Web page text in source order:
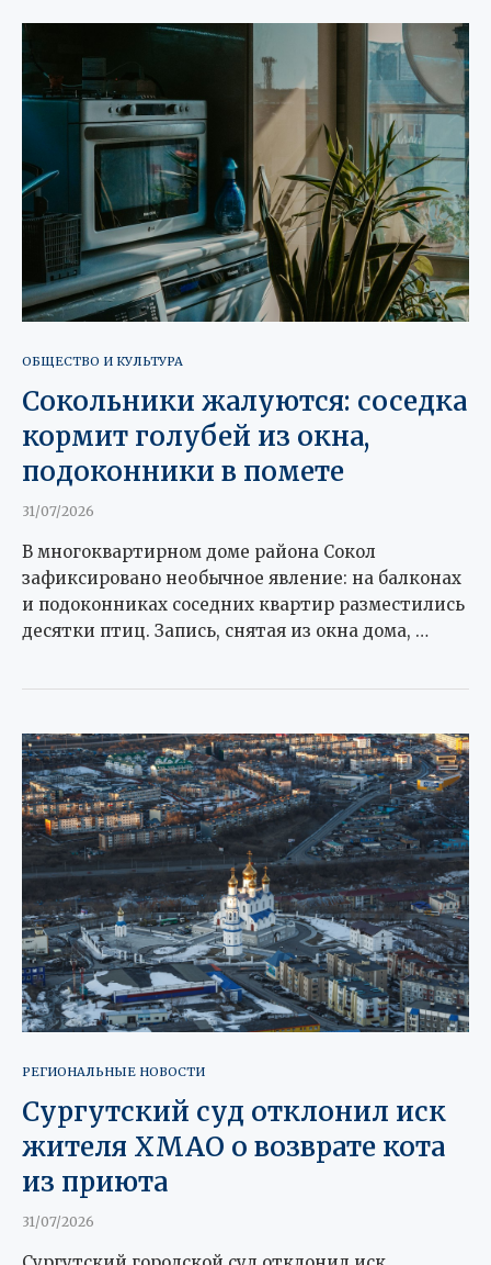
ОБЩЕСТВО И КУЛЬТУРА
Сокольники жалуются: соседка
кормит голубей из окна,
подоконники в помете
31/07/2026
В многоквартирном доме района Сокол
зафиксировано необычное явление: на балконах
и подоконниках соседних квартир разместились
десятки птиц. Запись, снятая из окна дома, …
РЕГИОНАЛЬНЫЕ НОВОСТИ
Сургутский суд отклонил иск
жителя ХМАО о возврате кота
из приюта
31/07/2026